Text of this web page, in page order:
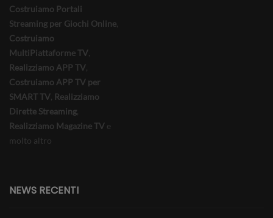
Costruiamo Portali
Streaming per Giochi Online,
Costruiamo
MultiPiattaforme TV,
Realizziamo APP TV,
Costruiamo APP TV per
SMART TV, Realizziamo
Dirette Streaming,
Realizziamo Magazine TV e
molto altro
NEWS RECENTI